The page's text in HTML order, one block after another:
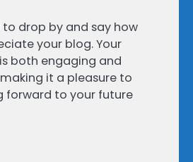
to drop by and say how
your blog. Your
both engaging and
it a pleasure to
forward to your future